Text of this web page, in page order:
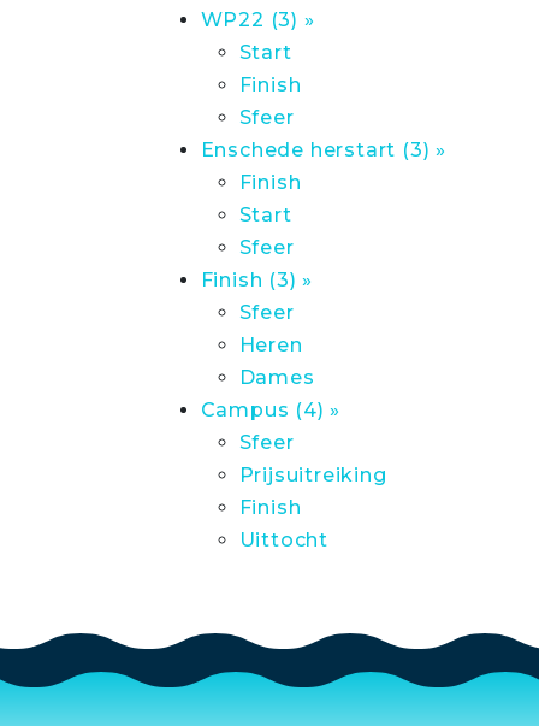
WP22 (3) »
Start
Finish
Sfeer
Enschede herstart (3) »
Finish
Start
Sfeer
Finish (3) »
Sfeer
Heren
Dames
Campus (4) »
Sfeer
Prijsuitreiking
Finish
Uittocht